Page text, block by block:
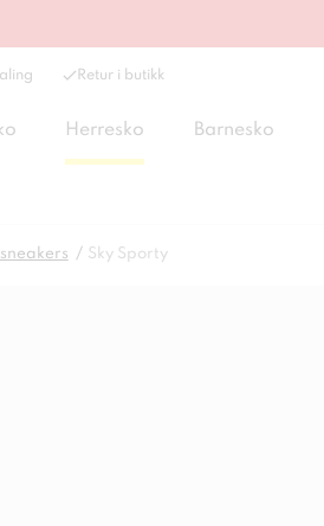
Retur i butikk
Herresko Barnesko
Sky Sporty